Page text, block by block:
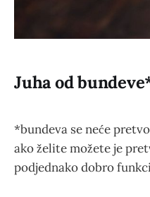
Juha od
*bundeva se neće
ako želite možete je
podjednako dobro